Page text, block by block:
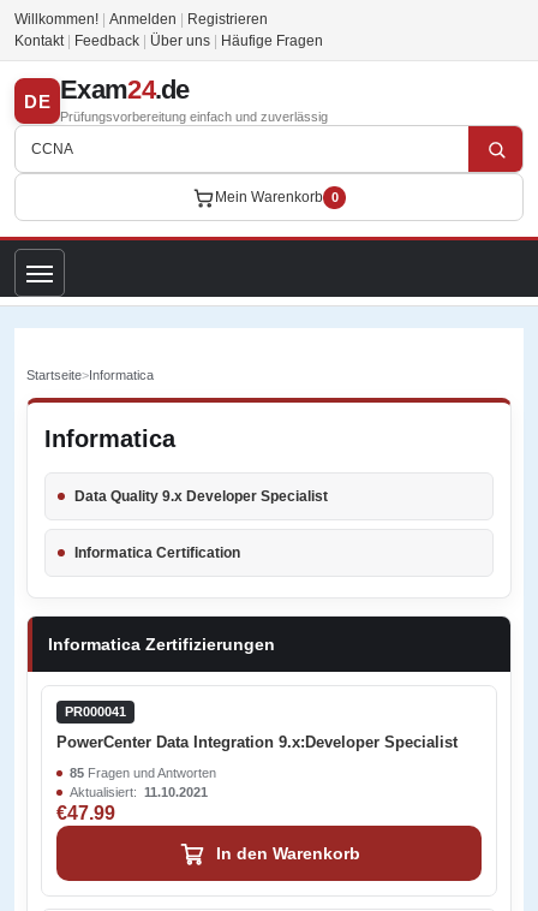
Willkommen! Anmelden
Registrieren
Kontakt
Feedback Über uns Häufige Fragen
DE Exam24.de
Prüfungsvorbereitung einfach und zuverlässig
Mein Warenkorb 0
Startseite>Informatica
Informatica
Data Quality 9.x Developer Specialist
Informatica Certification
Informatica Zertifizierungen
PR000041
PowerCenter Data Integration 9.x:Developer Specialist
85 Fragen und Antworten
Aktualisiert: 11.10.2021
€47.99
In den Warenkorb